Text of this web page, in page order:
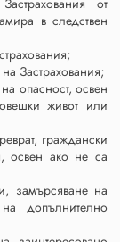
от
в следствен
Застрахования;
опасност, освен
живот или
граждански
освен ако не са
замърсяване на
допълнително